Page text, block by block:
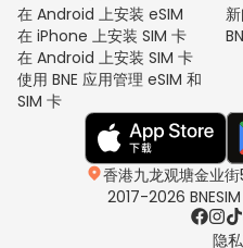
在 Android 上安装 eSIM
在 iPhone 上安装 SIM 卡
在 Android 上安装 SIM 卡
使用 BNE 应用管理 eSIM 和
SIM 卡
香港九龙观塘金业
2017-2026 BNESIM
隐